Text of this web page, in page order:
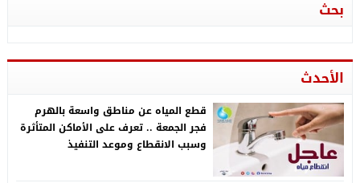
بحث
الأحدث
قطع المياه عن مناطق واسعة بالهرم
فجر الجمعة .. تعرف على الأماكن المتأثرة
وسبب الانقطاع وموعد التنفيذ